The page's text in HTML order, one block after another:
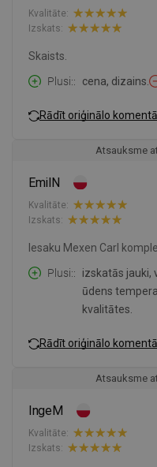
Kvalitāte:
Izskats:
Skaists.
Plusi:
cena, dizains.
Rādīt oriģinālo
Atsauksme
EmilN
Kvalitāte:
Izskats:
Iesaku Mexen Carl
Plusi:
izskatās jauki,
ūdens
kvalitātes.
Rādīt oriģinālo
Atsauksme
IngeM
Kvalitāte:
Izskats: